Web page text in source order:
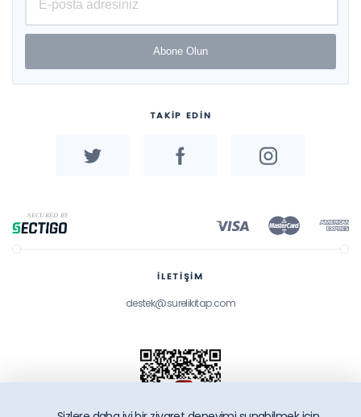
Abone Olun
TAKİP EDİN
İLETİŞİM
destek@surelikitap.com